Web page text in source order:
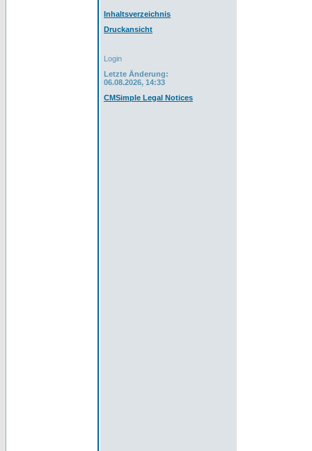
Inhaltsverzeichnis
Druckansicht
Login
Letzte Änderung:
06.08.2026, 14:33
CMSimple Legal Notices